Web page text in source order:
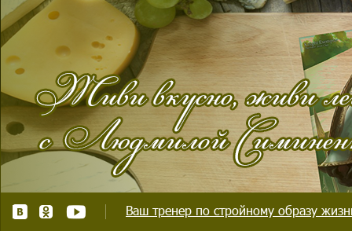
Ваш тренер по стройному образу